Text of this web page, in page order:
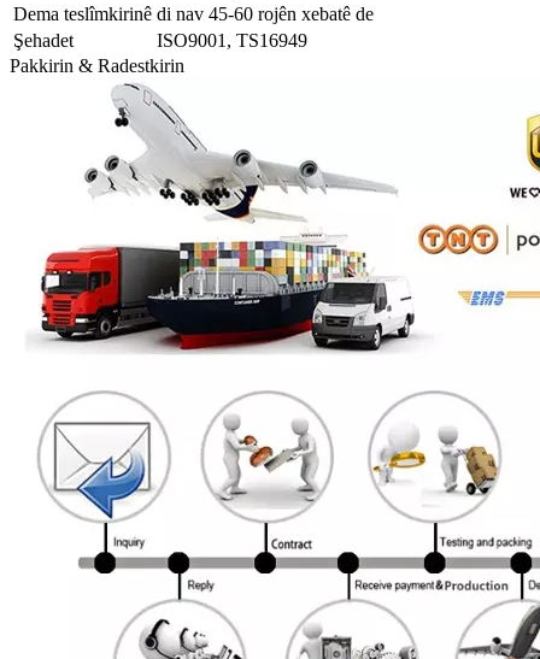
Dema teslîmkirinê di nav 45-60 rojên xebatê de
Şehadet
ISO9001, TS16949
Pakkirin & Radestkirin